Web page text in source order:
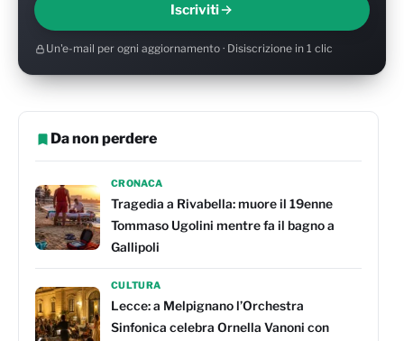
Iscriviti
Un'e-mail per ogni aggiornamento · Disiscrizione in 1 clic
Da non perdere
CRONACA
Tragedia a Rivabella: muore il 19enne
Tommaso Ugolini mentre fa il bagno a
Gallipoli
CULTURA
Lecce: a Melpignano l’Orchestra
Sinfonica celebra Ornella Vanoni con